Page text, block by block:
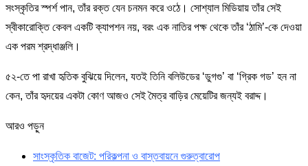
সংস্কৃতির স্পর্শ পান, তাঁর রক্ত যেন চনমন করে ওঠে। সোশ্যাল মিডিয়ায় তাঁর সেই
স্বীকারোক্তি কেবল একটি ক্যাপশন নয়, বরং এক নাতির পক্ষ থেকে তাঁর ‘ঠামি’-কে দেওয়া
এক পরম শ্রদ্ধাঞ্জলি।
৫২-তে পা রাখা হৃতিক বুঝিয়ে দিলেন, যতই তিনি বলিউডের ‘ডুগগু’ বা ‘গ্রিক গড’ হন না
কেন, তাঁর হৃদয়ের একটা কোণ আজও সেই মৈত্র বাড়ির মেয়েটির জন্যই বরাদ্দ।
আরও পড়ুন
সাংস্কৃতিক বাজেট: পরিকল্পনা ও বাস্তবায়নে গুরুত্বারোপ